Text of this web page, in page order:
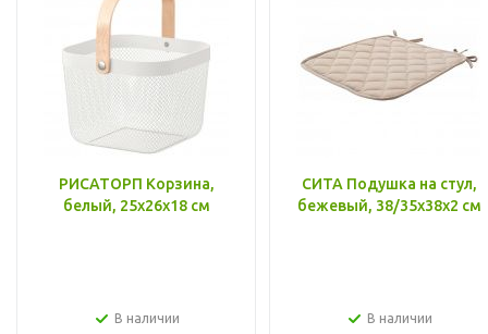
РИСАТОРП Корзина,
белый, 25x26x18 см
В наличии
СИТА Подушка на стул,
бежевый, 38/35x38x2 см
В наличии